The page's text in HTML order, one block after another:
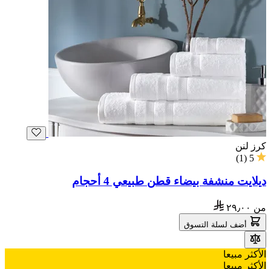
كرز لنن
5
(
1
)
ديلايت منشفة بيضاء قطن طبيعي 4 أحجام
من ٢٩٫٠٠
أضف لسلة التسوق
الأكثر مبيعا
الأكثر مبيعا